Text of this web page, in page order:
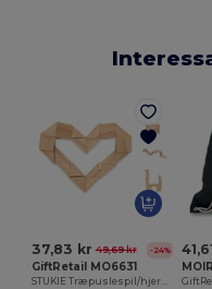
37,83 kr 49,69 kr -24%
GiftRetail MO6631
STUKIE Træpuslespil/hjernegymnastikpuslespil